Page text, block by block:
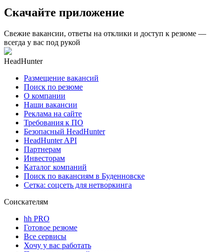
Скачайте приложение
Свежие вакансии, ответы на отклики и доступ к резюме —
всегда у вас под рукой
HeadHunter
Размещение вакансий
Поиск по резюме
О компании
Наши вакансии
Реклама на сайте
Требования к ПО
Безопасный HeadHunter
HeadHunter API
Партнерам
Инвесторам
Каталог компаний
Поиск по вакансиям в Буденновске
Сетка: соцсеть для нетворкинга
Соискателям
hh PRO
Готовое резюме
Все сервисы
Хочу у вас работать